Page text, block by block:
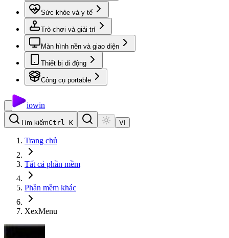
Sức khỏe và y tế
Trò chơi và giải trí
Màn hình nền và giao diện
Thiết bị di động
Công cụ portable
iowin
Tìm kiếmCtrl K VI
Trang chủ
Tất cả phần mềm
Phần mềm khác
XexMenu